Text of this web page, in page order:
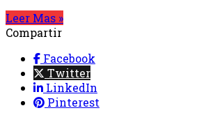
Leer Mas »
Compartir
Facebook
Twitter
LinkedIn
Pinterest